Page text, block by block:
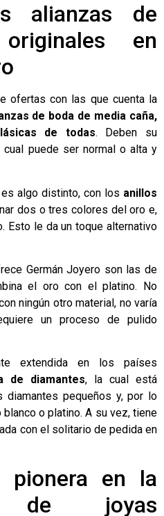
alianzas de
en
ofertas con las que cuenta la
de boda de media caña,
de todas. Deben su
puede ser normal o alta y
algo distinto, con los anillos
dos o tres colores del oro e,
Esto le da un toque alternativo
Germán Joyero son las de
el oro con el platino. No
ningún otro material, no varía
un proceso de pulido
extendida en los países
de diamantes, la cual está
diamantes pequeños y, por lo
o platino. A su vez, tiene
con el solitario de pedida en
pionera en la
de joyas